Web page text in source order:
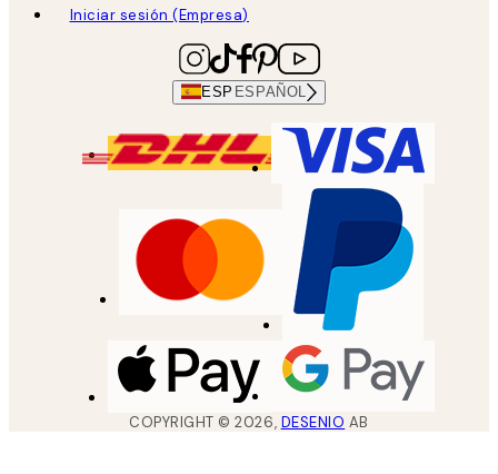
Iniciar sesión (Empresa)
ESP ESPAÑOL
COPYRIGHT ©2026, DESENIO AB